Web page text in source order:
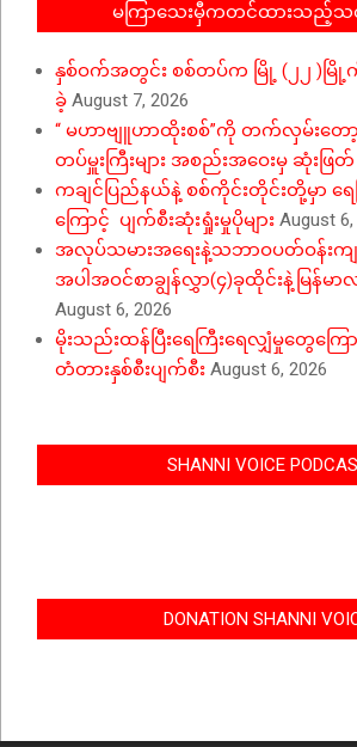
မကြာသေးမှီကတင်ထားသည့်သတ
နှစ်ဝက်အတွင်း စစ်တပ်က မြို့ (၂၂ )မ
ခဲ့ August 7, 2026
“ မဟာဗျူဟာထိုးစစ်”ကို တက်လှမ်းတေ
တပ်မှူးကြီးများ အစည်းအဝေးမှ ဆုံးဖြတ်
ကချင်ပြည်နယ်နဲ့ စစ်ကိုင်းတိုင်းတို့မှာ ရေ
ကြောင့် ပျက်စီးဆုံးရှုံးမှုပိုများ August 6,
အလုပ်သမားအရေးနဲ့သဘာဝပတ်ဝန်းက
အပါအဝင်စာချွန်လွှာ(၄)ခုထိုင်းနဲ့မြန်မ
August 6, 2026
မိုးသည်းထန်ပြီးရေကြီးရေလျှံမှုတွေကြေ
တံတားနှစ်စီးပျက်စီး August 6, 2026
SHANNI VOICE
DONATION SHANNI